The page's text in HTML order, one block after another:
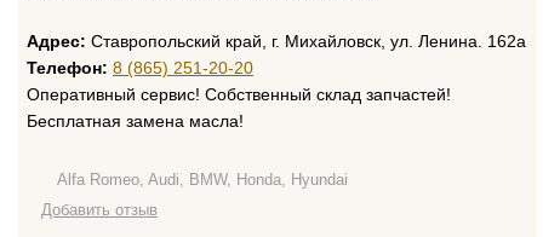
Адрес: Ставропольский край, г. Михайловск, ул. Ленина. 162а
Телефон: 8 (865) 251-20-20
Оперативный сервис! Собственный склад запчастей!
Бесплатная замена масла!
Alfa Romeo, Audi, BMW, Honda, Hyundai
Добавить отзыв